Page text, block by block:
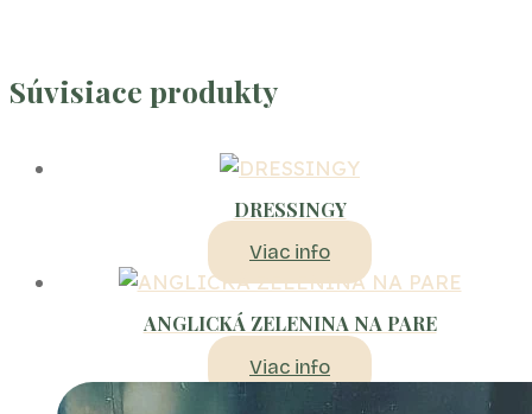
Súvisiace produkty
DRESSINGY
Viac info
ANGLICKÁ ZELENINA NA PARE
Viac info